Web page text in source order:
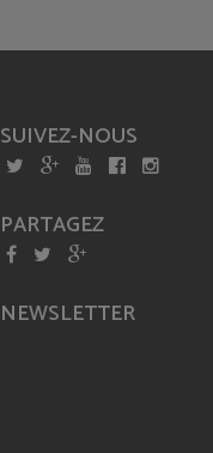
SUIVEZ-NOUS
PARTAGEZ
NEWSLETTER